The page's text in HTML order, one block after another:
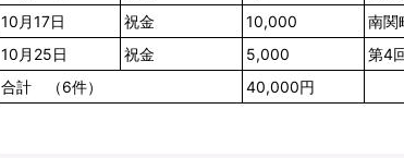
10月17日
祝金 10,000
南関
10月25日
祝金 5,000
第4
合計 （6件）
40,000円